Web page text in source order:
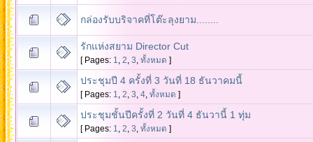
กล่องรับบริจาคที่โต๊ะลุงยาม........
รักแห่งสยาม Director Cut
[ Pages: 1 2 3 ทั้งหมด ]
ประชุมปี 4 ครั้งที่ 3 วันที่ 18 ธันวาคมนี้
[ Pages: 1 2 3 4, ทั้งหมด ]
ประชุมชั้นปีครั้งที่ 2 วันที่ 4 ธันวานี้ 1 ทุ่ม
[ Pages: 1 2 3 ทั้งหมด ]